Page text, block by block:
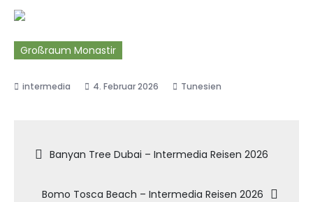
Großraum Monastir
4. Februar 2026 Tunesien
Beitragsnavigation
Banyan Tree Dubai – Intermedia Reisen 2026
Bomo Tosca Beach – Intermedia Reisen 2026